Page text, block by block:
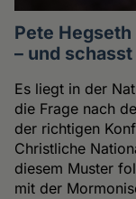
Pete
– und
Es liegt in der
die Frage nach
der richtigen
Christliche
diesem Muster
mit der